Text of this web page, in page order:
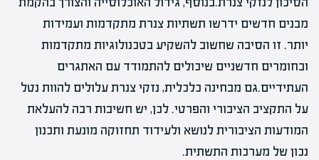
מבנים חדשים ידרשו תשתיות צנרת מתקדמות ועמידות
יותר. זו הסיבה שחשוב להשקיע בטכנולוגיות מתקדמות
ובחומרים חדשניים שיכולים להתמודד עם האתגרים
העתידיים.גם מבחינה כלכלית, נזקי צנרת עלולים להוות נטל
על התקציב הציבורי והפרטי. לכן, יש חשיבות רבה להעלאת
המודעות הציבורית לנושא ולעידוד תחזוקה מונעת ותכנון
נכון של מערכות התשתית.